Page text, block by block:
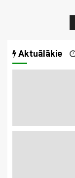
Aktuālākie